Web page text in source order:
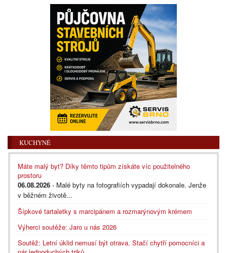
KUCHYNĚ
Máte malý byt? Díky těmto tipům získáte víc použitelného
prostoru
06.08.2026 - Malé byty na fotografiích vypadají dokonale. Jenže
v běžném životě...
Šípkové tartaletky s marcipánem a rozmarýnovým krémem
Výherci soutěže: Jaro u nás 2026
Soutěž: Letní úklid nemusí být otrava. Stačí chytří pomocníci a